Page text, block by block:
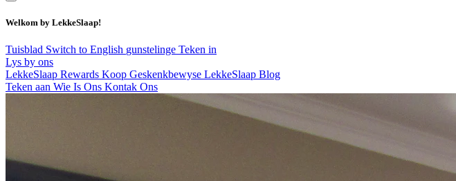
Welkom by LekkeSlaap!
Tuisblad Switch to English gunstelinge Teken in
Lys by ons
LekkeSlaap Rewards Koop Geskenkbewyse LekkeSlaap Blog
Teken aan Wie Is Ons Kontak Ons